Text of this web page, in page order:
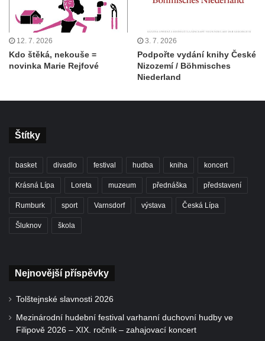
12. 7. 2026
Kdo štěká, nekouše =
novinka Marie Rejfové
3. 7. 2026
Podpořte vydání knihy České
Nizozemí / Böhmisches
Niederland
Štítky
basket divadlo festival hudba kniha koncert
Krásná Lípa Loreta muzeum přednáška představení
Rumburk sport Varnsdorf výstava Česká Lípa
Šluknov škola
Nejnovější příspěvky
Tolštejnské slavnosti 2026
Mezinárodní hudební festival varhanní duchovní hudby ve
Filipově 2026 – XIX. ročník – zahajovací koncert